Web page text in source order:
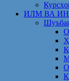
ИЛМ ВА